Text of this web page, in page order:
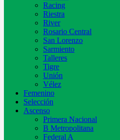
Racing
Riestra
River
Rosario Central
San Lorenzo
Sarmiento
Talleres
Tigre
Unión
Vélez
Femenino
Selección
Ascenso
Primera Nacional
B Metropolitana
Federal A